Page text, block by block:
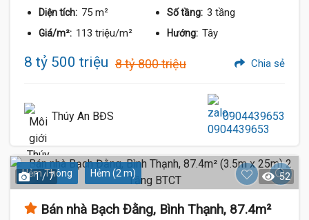
Diện tích: 75 m² Số tầng: 3 tầng
Giá/m²: 113 triệu/m² Hướng: Tây
8 tỷ 500 triệu 8 tỷ 800 triệu Chia sẻ
Thúy An BĐS 0904439653
Hẻm Thông Hẻm (2 m)
1 / 7 52
Bán nhà Bạch Đằng, Bình Thạnh, 87.4m²